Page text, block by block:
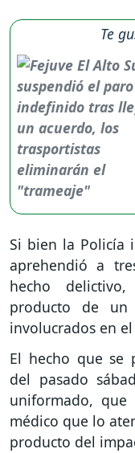
Te
Si bien la Policía
aprehendió a
hecho
producto de
involucrados en
El hecho que se
del pasado
uniformado,
médico que lo
producto del